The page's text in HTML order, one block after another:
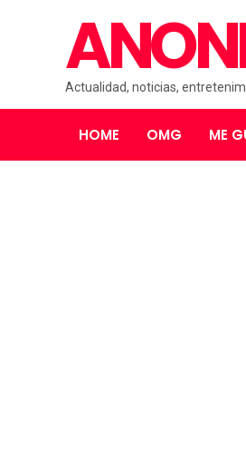
Actualidad, noticias,
HOME OMG ME